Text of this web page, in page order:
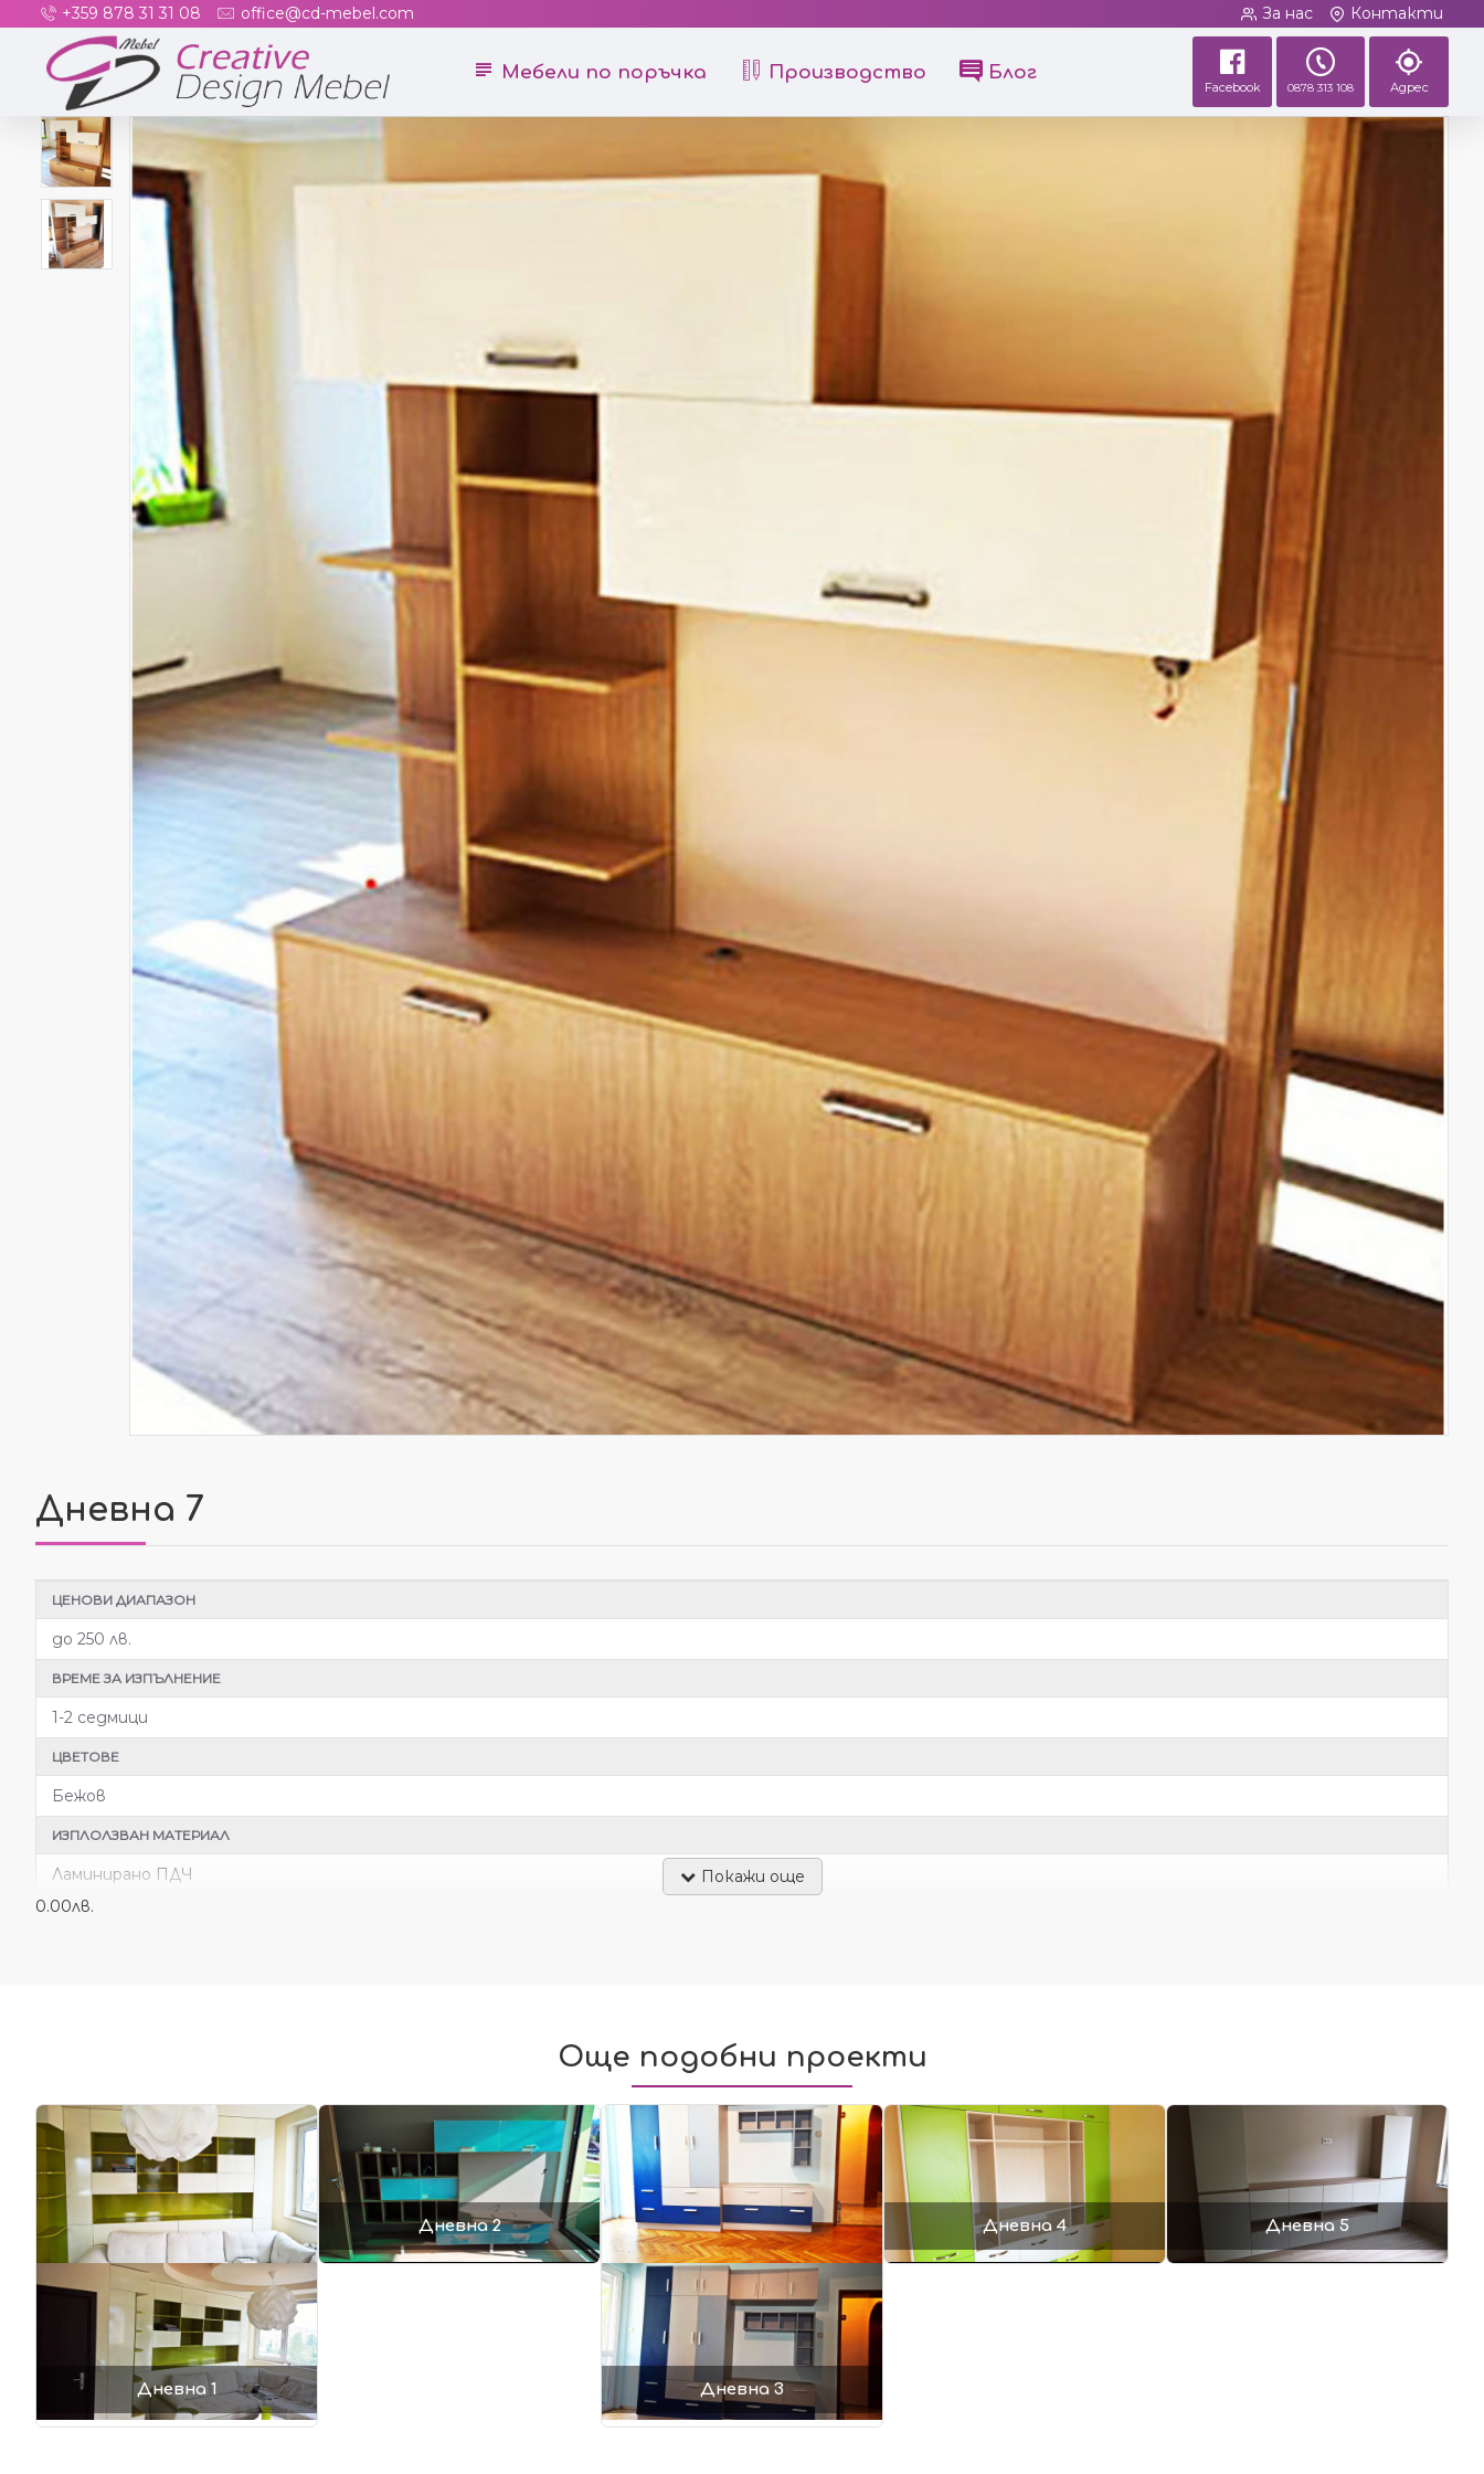
+359 878 31 31 08 office@cd-mebel.com За нас Контакти
Мебели по поръчка Производство Блог
Facebook 0878 313 108 Адрес
Дневна 7
ЦЕНОВИ ДИАПАЗОН
до 250 лв.
ВРЕМЕ ЗА ИЗПЪЛНЕНИЕ
1-2 седмици
ЦВЕТОВЕ
Бежов
ИЗПЛОЛЗВАН МАТЕРИАЛ
Ламинирано ПДЧ
0.00лв.
Още подобни проекти
Дневна 1
Дневна 2
Дневна 3
Дневна 4 Дневна 5